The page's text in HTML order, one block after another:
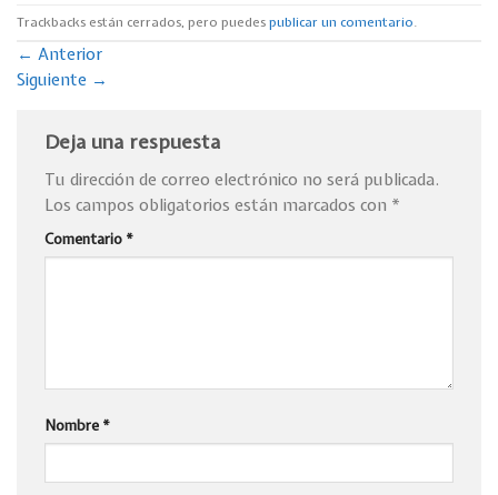
Trackbacks están cerrados, pero puedespublicar un comentario.
← Anterior
Siguiente →
Deja una respuesta
Tu dirección de correo electrónico no será publicada.
Los campos obligatorios están marcados con *
Comentario *
Nombre *